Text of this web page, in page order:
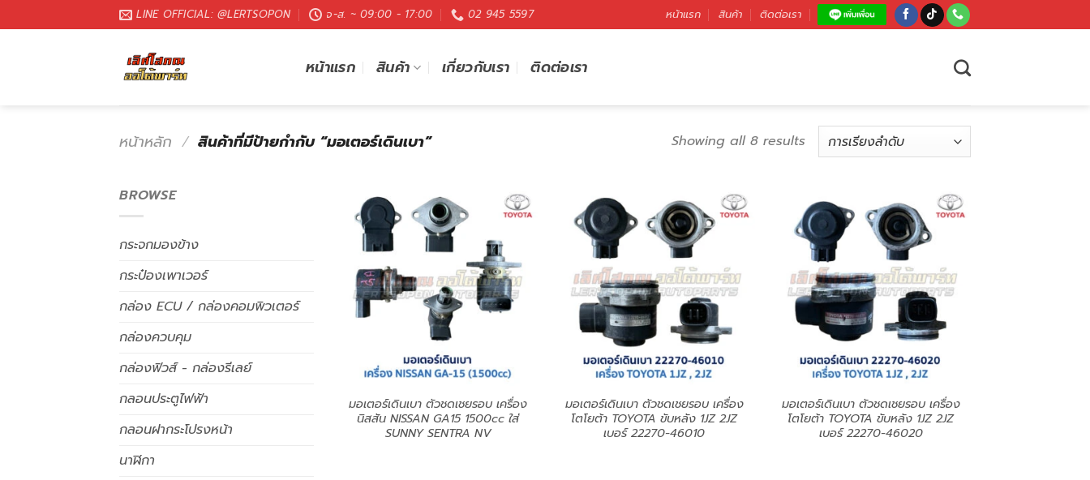
LINE OFFICIAL: @LERTSOPON จ-ส. ~ 09:00 - 17:00 02 945 5597 หน้าแรก สินค้า ติดต่อเรา
หน้าแรก สินค้า เกี่ยวกับเรา ติดต่อเรา
หน้าหลัก / สินค้าที่มีป้ายกำกับ “มอเตอร์เดินเบา” Showing all 8 results
BROWSE
กระจกมองข้าง
กระป๋องเพาเวอร์
กล่อง ECU / กล่องคอมพิวเตอร์
กล่องควบคุม
กล่องฟิวส์ - กล่องรีเลย์
กลอนประตูไฟฟ้า
กลอนฝากระโปรงหน้า
นาฬิกา
มอเตอร์เดินเบา ตัวชดเชยรอบ เครื่อง
นิสสัน NISSAN GA15 1500cc ใส่
SUNNY SENTRA NV
มอเตอร์เดินเบา ตัวชดเชยรอบ เครื่อง
โตโยต้า TOYOTA ขับหลัง 1JZ 2JZ
เบอร์ 22270-46010
มอเตอร์เดินเบา ตัวชดเชยรอบ เครื่อง
โตโยต้า TOYOTA ขับหลัง 1JZ 2JZ
เบอร์ 22270-46020